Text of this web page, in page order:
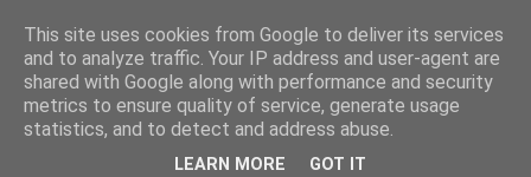
This site uses cookies from Google to deliver its services
and to analyze traffic. Your IP address and user-agent are
shared with Google along with performance and security
metrics to ensure quality of service, generate usage
statistics, and to detect and address abuse.
LEARN MORE GOT IT